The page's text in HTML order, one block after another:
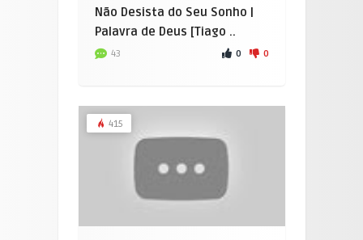
Não Desista do Seu Sonho |
Palavra de Deus [Tiago ..
43 0 0
415